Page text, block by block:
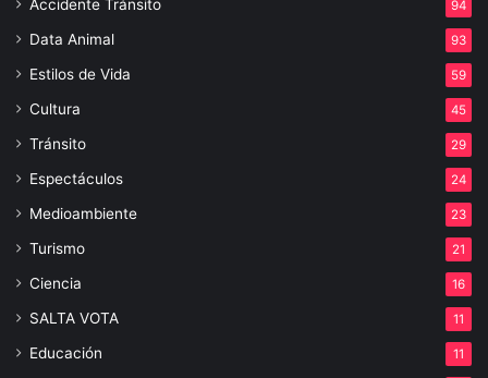
Accidente Tránsito 94
Data Animal 93
Estilos de Vida 59
Cultura 45
Tránsito 29
Espectáculos 24
Medioambiente 23
Turismo 21
Ciencia 16
SALTA VOTA 11
Educación 11